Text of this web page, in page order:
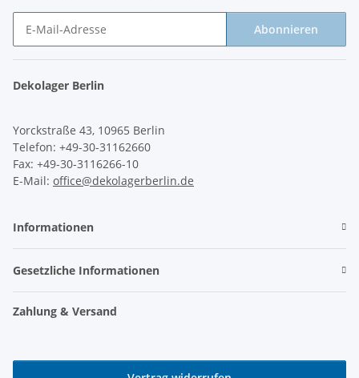
Abonnieren
Dekolager Berlin
Yorckstraße 43, 10965 Berlin
Telefon: +49-30-31162660
Fax: +49-30-3116266-10
E-Mail: office@dekolagerberlin.de
Informationen
Gesetzliche Informationen
Zahlung & Versand